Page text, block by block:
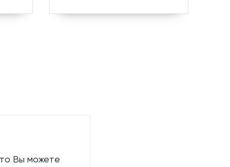
Вы можете